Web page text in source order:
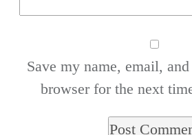
Save my name, email,
browser for the next